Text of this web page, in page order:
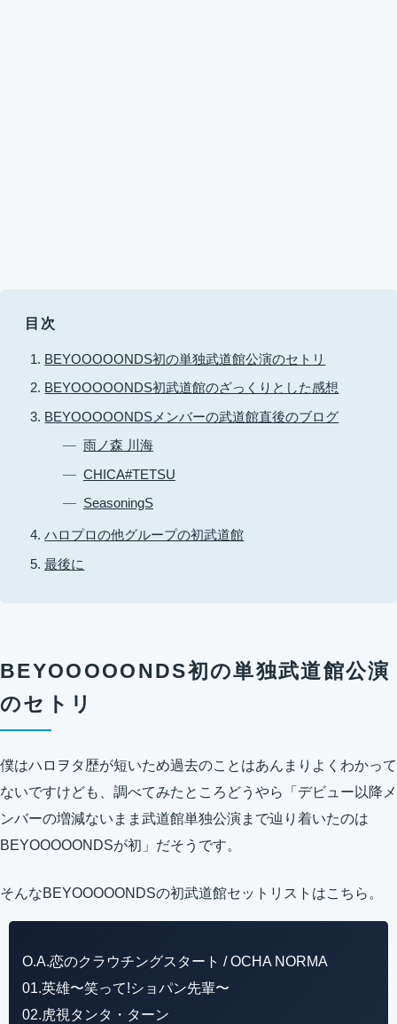
目次
BEYOOOOONDS初の単独武道館公演のセトリ
BEYOOOOONDS初武道館のざっくりとした感想
BEYOOOOONDSメンバーの武道館直後のブログ
雨ノ森 川海
CHICA#TETSU
SeasoningS
ハロプロの他グループの初武道館
最後に
BEYOOOOONDS初の単独武道館公演
のセトリ
僕はハロヲタ歴が短いため過去のことはあんまりよくわかって
ないですけども、調べてみたところどうやら「デビュー以降メ
ンバーの増減ないまま武道館単独公演まで辿り着いたのは
BEYOOOOONDSが初」だそうです。
そんなBEYOOOOONDSの初武道館セットリストはこちら。
O.A.恋のクラウチングスタート / OCHA NORMA
01.英雄〜笑って!ショパン先輩〜
02.虎視タンタ・ターン